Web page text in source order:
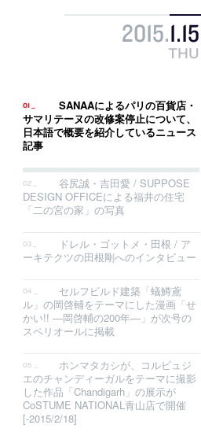
2015.1.15
THU
SANAAによるパリの百貨店・
サマリテーヌの改修案停止について、
日本語で概要を紹介しているニュース
記事
谷尻誠・吉田愛 / SUPPOSE
DESIGN OFFICEによる福井の住宅
「二の宮の家」の写真
ドレル・ゴットメ・田根 / ア
ーキテクツの田根剛へのインタビュー
セルフビルド建築「蟻鱒鳶
ル」の岡啓輔をテーマにした漫画「せ
かい!! ―岡啓輔の200年―」が次号の
スペリオールに掲載
ホンマタカシが、コルビュジ
エのチャンディーガルをテーマに撮影
した作品「Chandigarh」の展示が
CoSTUME NATIONAL青山店で開催
[-2015/2/18]